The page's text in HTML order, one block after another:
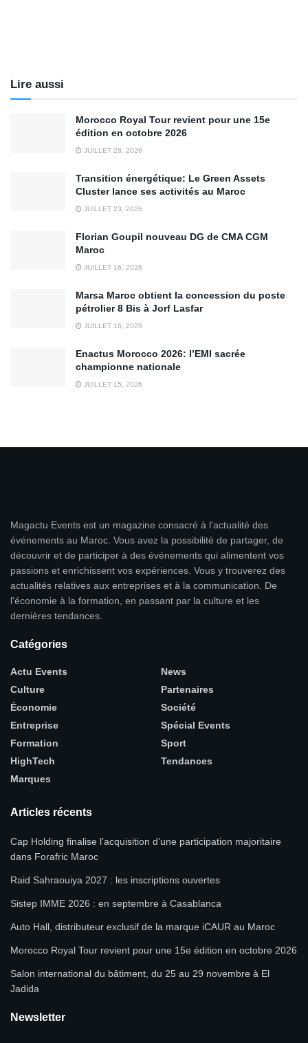
Lire aussi
Morocco Royal Tour revient pour une 15e
édition en octobre 2026
JUILLET 28, 2026
Transition énergétique: Le Green Assets
Cluster lance ses activités au Maroc
JUILLET 23, 2026
Florian Goupil nouveau DG de CMA CGM
Maroc
JUILLET 16, 2026
Marsa Maroc obtient la concession du poste
pétrolier 8 Bis à Jorf Lasfar
JUILLET 16, 2026
Enactus Morocco 2026: l’EMI sacrée
championne nationale
JUILLET 15, 2026
Magactu Events est un magazine consacré à l'actualité des
événements au Maroc. Vous avez la possibilité de partager, de
découvrir et de participer à des événements qui alimentent vos
passions et enrichissent vos expériences. Vous y trouverez des
actualités relatives aux entreprises et à la communication. De
l'économie à la formation, en passant par la culture et les
dernières tendances.
Catégories
Actu Events
Culture
Économie
Entreprise
Formation
HighTech
Marques
News
Partenaires
Société
Spécial Events
Sport
Tendances
Articles récents
Cap Holding finalise l’acquisition d’une participation majoritaire
dans Forafric Maroc
Raid Sahraouiya 2027 : les inscriptions ouvertes
Sistep IMME 2026 : en septembre à Casablanca
Auto Hall, distributeur exclusif de la marque iCAUR au Maroc
Morocco Royal Tour revient pour une 15e édition en octobre 2026
Salon international du bâtiment, du 25 au 29 novembre à El
Jadida
Newsletter